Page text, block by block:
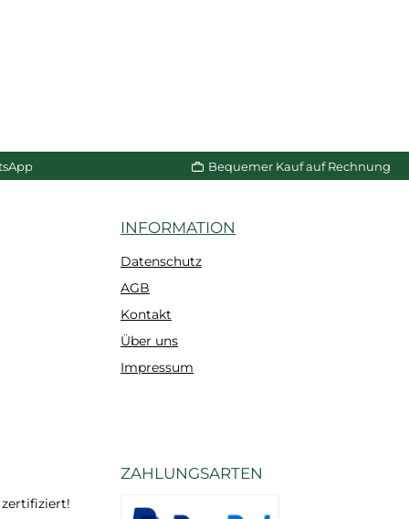
Bequemer Kauf auf Rechnung
INFORMATION
Datenschutz
AGB
Kontakt
Über uns
Impressum
ZAHLUNGSARTEN